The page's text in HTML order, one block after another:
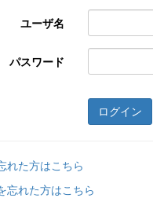
ユーザ名
パスワード
ログイン
れた方はこちら
忘れた方はこちら